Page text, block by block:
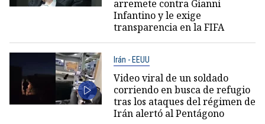
arremete contra Gianni
Infantino y le exige
transparencia en la FIFA
Irán - EEUU
Video viral de un soldado
corriendo en busca de refugio
tras los ataques del régimen de
Irán alertó al Pentágono